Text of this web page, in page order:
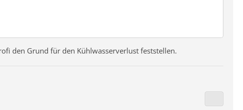
den Grund für den Kühlwasserverlust feststellen.